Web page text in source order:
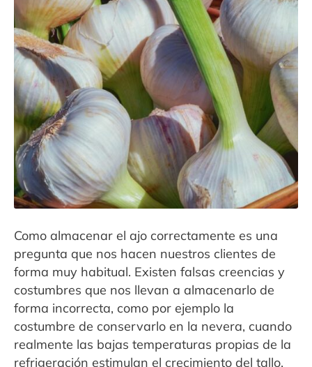
Contacto
Sala de Prensa
menú
hijo
Como almacenar el ajo correctamente es una
pregunta que nos hacen nuestros clientes de
forma muy habitual. Existen falsas creencias y
costumbres que nos llevan a almacenarlo de
forma incorrecta, como por ejemplo la
costumbre de conservarlo en la nevera, cuando
realmente las bajas temperaturas propias de la
refrigeración estimulan el crecimiento del tallo,